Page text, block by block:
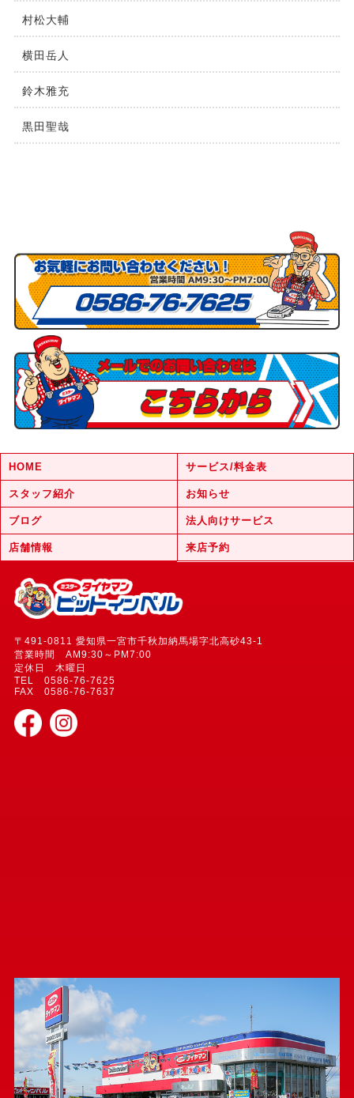
村松⼤輔
横⽥岳⼈
鈴木雅充
黒田聖哉
HOME サービス/料金表
スタッフ紹介 お知らせ
ブログ 法人向けサービス
店舗情報 来店予約
〒491-0811 愛知県一宮市千秋加納馬場字北高砂43-1
営業時間 AM9:30～PM7:00
定休日 木曜日
TEL 0586-76-7625
FAX 0586-76-7637